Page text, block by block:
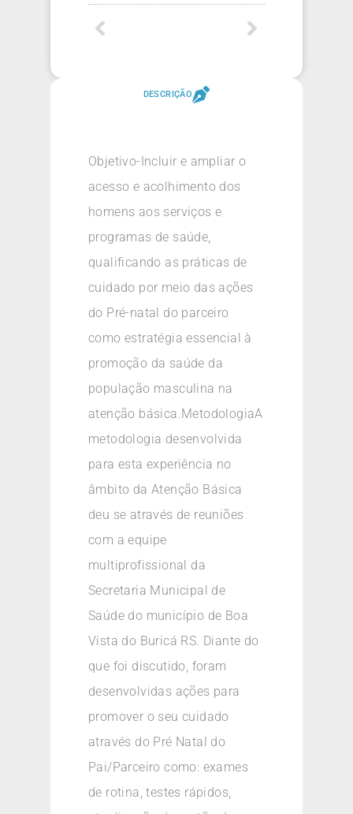
DESCRIÇÃO
Objetivo-Incluir e ampliar o
acesso e acolhimento dos
homens aos serviços e
programas de saúde,
qualificando as práticas de
cuidado por meio das ações
do Pré-natal do parceiro
como estratégia essencial à
promoção da saúde da
população masculina na
atenção básica.MetodologiaA
metodologia desenvolvida
para esta experiência no
âmbito da Atenção Básica
deu se através de reuniões
com a equipe
multiprofissional da
Secretaria Municipal de
Saúde do município de Boa
Vista do Buricá RS. Diante do
que foi discutido, foram
desenvolvidas ações para
promover o seu cuidado
através do Pré Natal do
Pai/Parceiro como: exames
de rotina, testes rápidos,